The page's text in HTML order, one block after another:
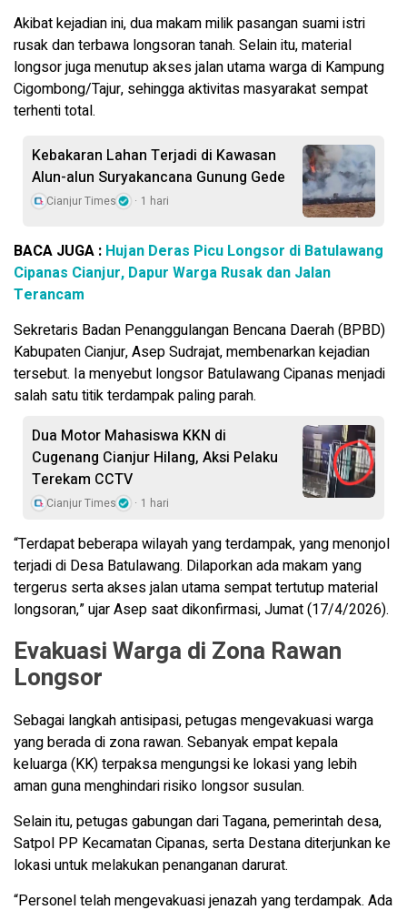
Akibat kejadian ini, dua makam milik pasangan suami istri
rusak dan terbawa longsoran tanah. Selain itu, material
longsor juga menutup akses jalan utama warga di Kampung
Cigombong/Tajur, sehingga aktivitas masyarakat sempat
terhenti total.
Kebakaran Lahan Terjadi di Kawasan
Alun-alun Suryakancana Gunung Gede
Cianjur Times 1 hari
BACA JUGA : Hujan Deras Picu Longsor di Batulawang
Cipanas Cianjur, Dapur Warga Rusak dan Jalan
Terancam
Sekretaris Badan Penanggulangan Bencana Daerah (BPBD)
Kabupaten Cianjur, Asep Sudrajat, membenarkan kejadian
tersebut. Ia menyebut longsor Batulawang Cipanas menjadi
salah satu titik terdampak paling parah.
Dua Motor Mahasiswa KKN di
Cugenang Cianjur Hilang, Aksi Pelaku
Terekam CCTV
Cianjur Times 1 hari
“Terdapat beberapa wilayah yang terdampak, yang menonjol
terjadi di Desa Batulawang. Dilaporkan ada makam yang
tergerus serta akses jalan utama sempat tertutup material
longsoran,” ujar Asep saat dikonfirmasi, Jumat (17/4/2026).
Evakuasi Warga di Zona Rawan
Longsor
Sebagai langkah antisipasi, petugas mengevakuasi warga
yang berada di zona rawan. Sebanyak empat kepala
keluarga (KK) terpaksa mengungsi ke lokasi yang lebih
aman guna menghindari risiko longsor susulan.
Selain itu, petugas gabungan dari Tagana, pemerintah desa,
Satpol PP Kecamatan Cipanas, serta Destana diterjunkan ke
lokasi untuk melakukan penanganan darurat.
“Personel telah mengevakuasi jenazah yang terdampak. Ada